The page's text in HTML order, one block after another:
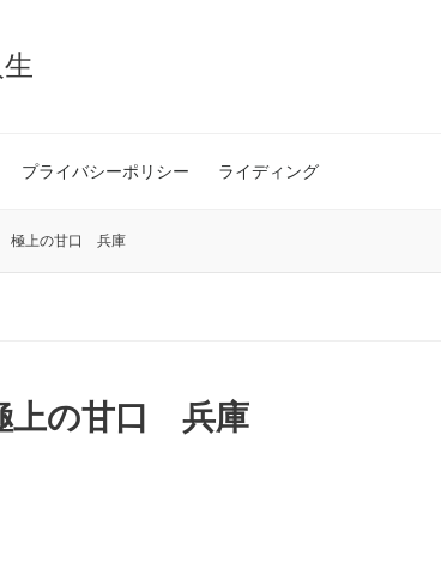
プライバシーポリシー ライディング
極上の甘口 兵庫
上の甘口 兵庫